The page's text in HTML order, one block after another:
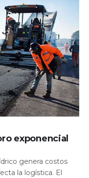
exponencial
genera costos
la logística. El